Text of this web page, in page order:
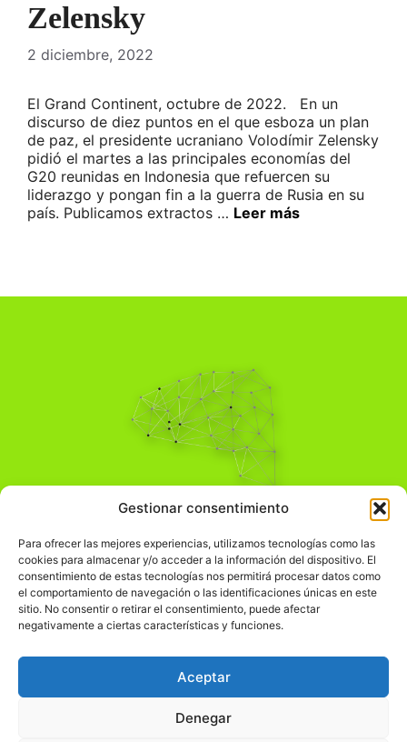
Gestionar consentimiento
Para ofrecer las mejores experiencias, utilizamos tecnologías como las
cookies para almacenar y/o acceder a la información del dispositivo. El
consentimiento de estas tecnologías nos permitirá procesar datos como
el comportamiento de navegación o las identificaciones únicas en este
sitio. No consentir o retirar el consentimiento, puede afectar
negativamente a ciertas características y funciones.
Aceptar
Denegar
Zelensky
2 diciembre, 2022
El Grand Continent, octubre de 2022. En un
discurso de diez puntos en el que esboza un plan
de paz, el presidente ucraniano Volodímir Zelensky
pidió el martes a las principales economías del
G20 reunidas en Indonesia que refuercen su
liderazgo y pongan fin a la guerra de Rusia en su
país. Publicamos extractos … Leer más
Pensamiento Crítico
Comprender el mundo para transformarlo.
Información Legal
჻Política de privacidad
Política de cookies